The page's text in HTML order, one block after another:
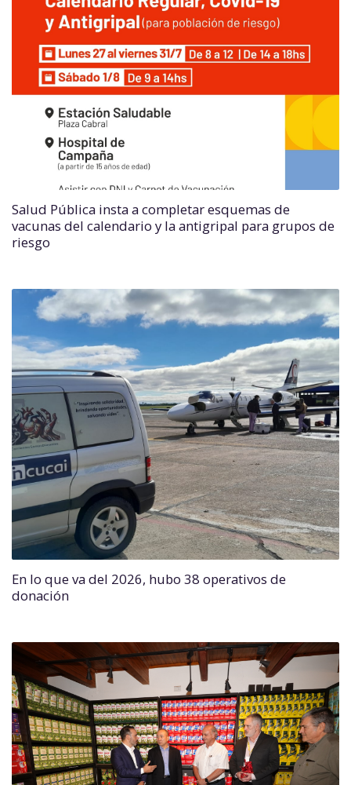
Salud Pública insta a completar esquemas de
vacunas del calendario y la antigripal para grupos de
riesgo
En lo que va del 2026, hubo 38 operativos de
donación